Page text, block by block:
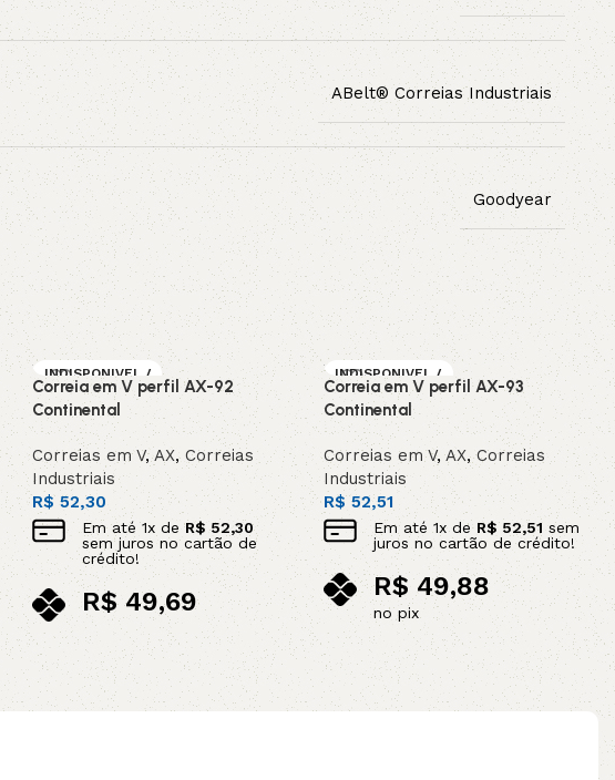
ABelt® Correias Industriais
Goodyear
INDISPONIVEL /
SOB ENCOMEN
DA
Correia em V perfil AX-92
Continental
Correias em V,AX,Correias
Industriais
R$52,30
Em até1x deR$ 52,30
sem juros no cartão de
crédito!
R$49,69
no pix
Leia mais
INDISPONIVEL /
SOB ENCOMEN
DA
Correia em V perfil AX-93
Continental
Correias em V,AX,Correias
Industriais
R$52,51
Em até1x de R$52,51 sem
juros no cartão de crédito!
R$49,88
no pix
Leia mais